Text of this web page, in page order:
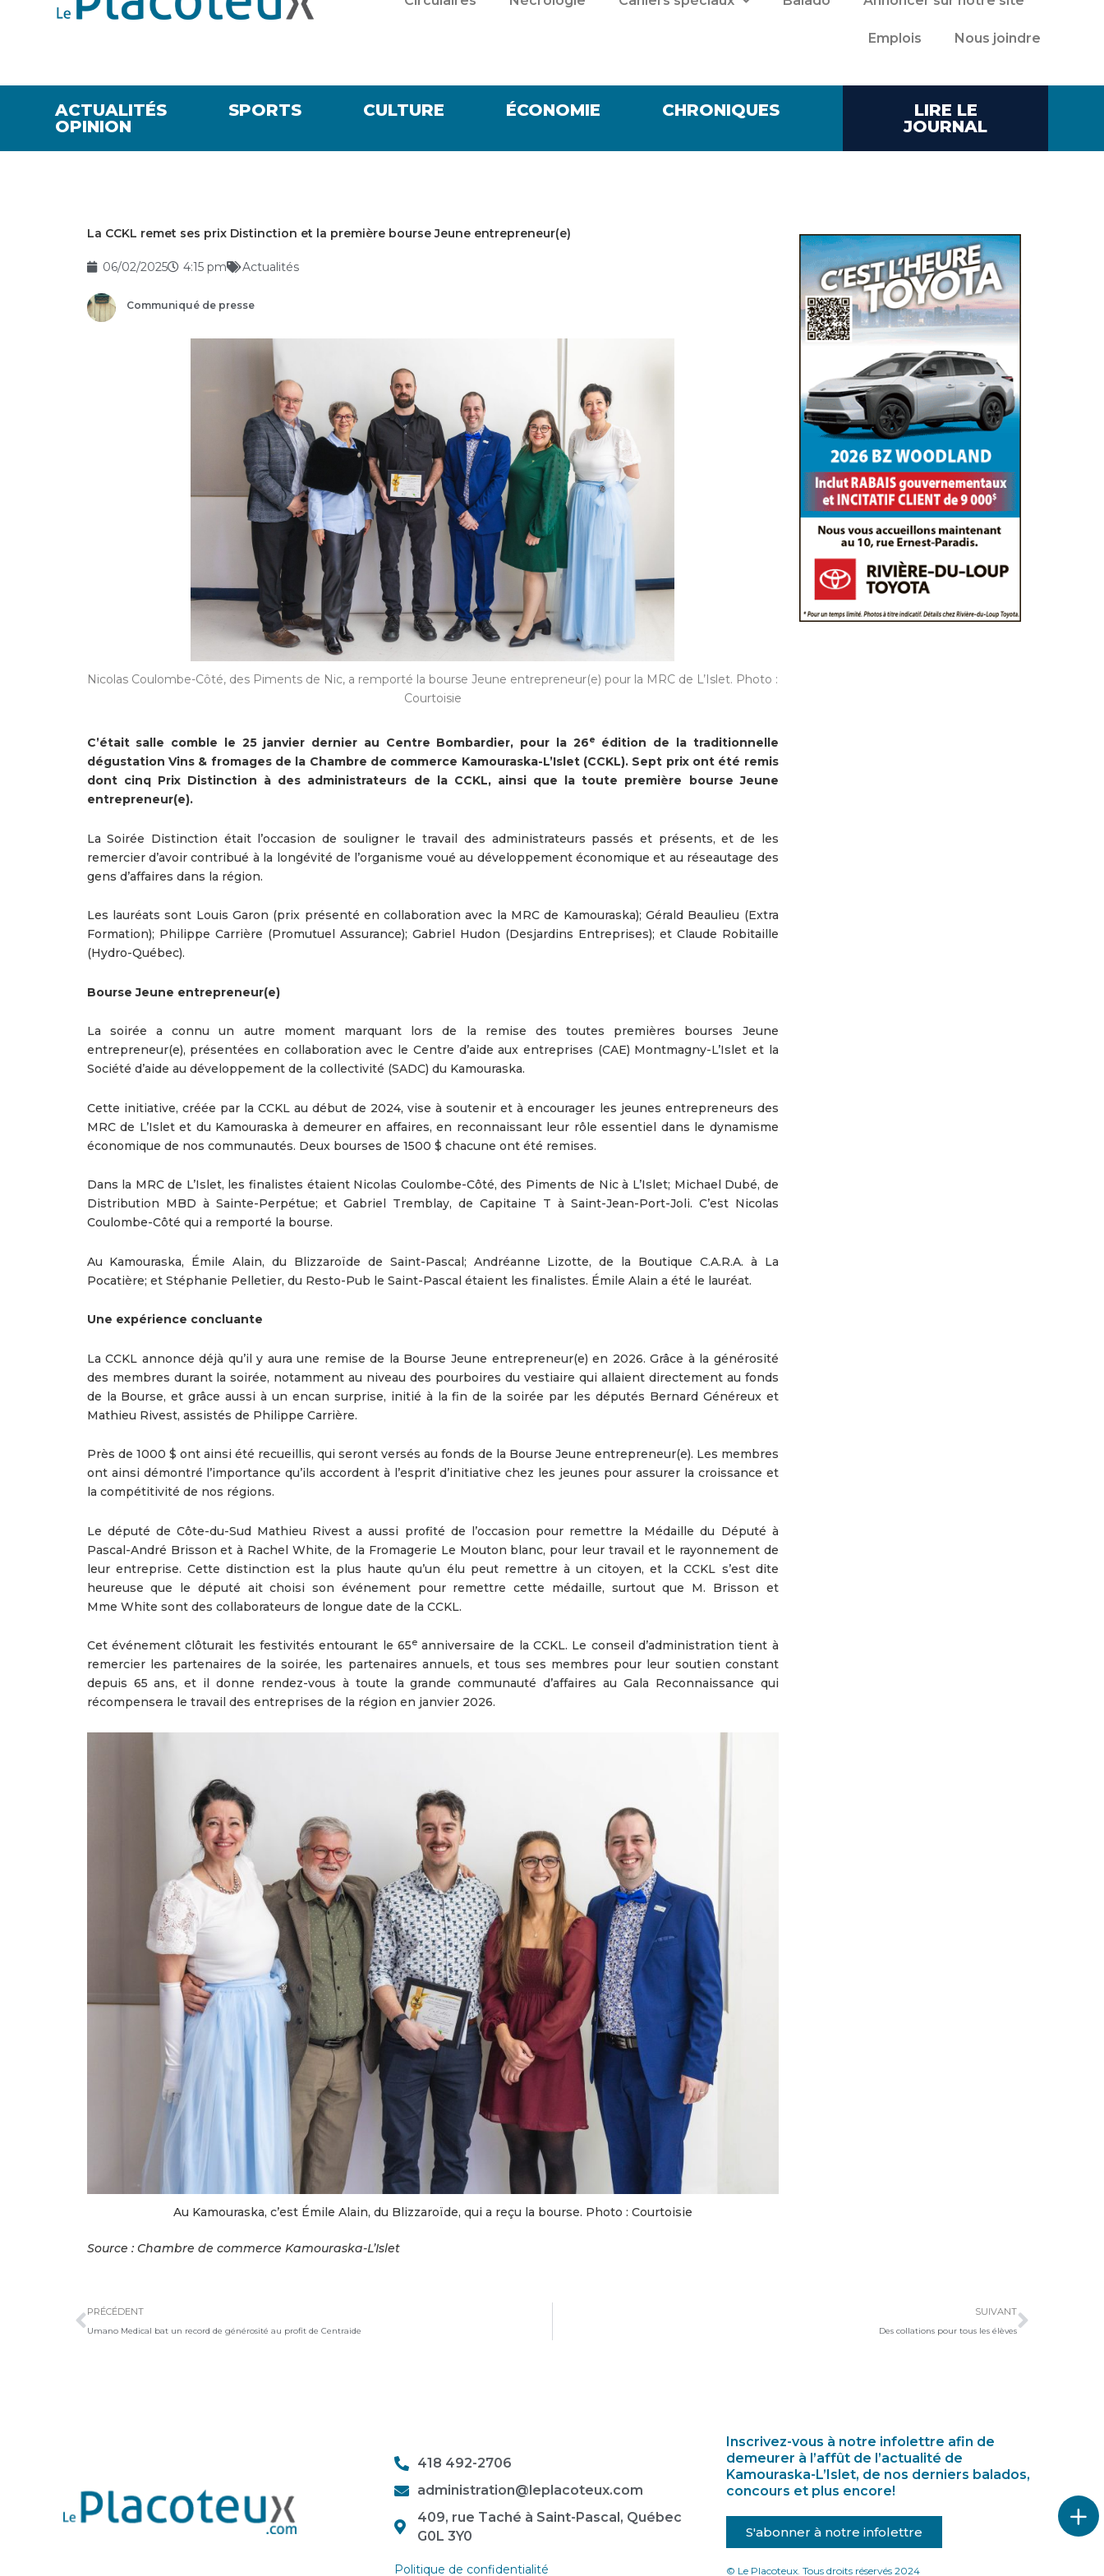
Emplois Nous joindre
ACTUALITÉS SPORTS CULTURE ÉCONOMIE
CHRONIQUES
OPINION
LIRE LE
JOURNAL
La CCKL remet ses prix Distinction et la première bourse Jeune entrepreneur(e)
06/02/2025 4:15 pm Actualités
Communiqué de presse
Nicolas Coulombe-Côté, des Piments de Nic, a remporté la bourse Jeune entrepreneur(e) pour la MRC de L’Islet. Photo :
Courtoisie
C’était salle comble le 25 janvier dernier au Centre Bombardier, pour la 26e
édition de la traditionnelle
dégustation Vins & fromages de la Chambre de commerce Kamouraska-L’Islet (CCKL). Sept prix ont été remis
dont cinq Prix Distinction à des administrateurs de la CCKL, ainsi que la toute première bourse Jeune
entrepreneur(e).
La Soirée Distinction était l’occasion de souligner le travail des administrateurs passés et présents, et de les
remercier d’avoir contribué à la longévité de l’organisme voué au développement économique et au réseautage des
gens d’affaires dans la région.
Les lauréats sont Louis Garon (prix présenté en collaboration avec la MRC de Kamouraska); Gérald Beaulieu (Extra
Formation); Philippe Carrière (Promutuel Assurance); Gabriel Hudon (Desjardins Entreprises); et Claude Robitaille
(Hydro-Québec).
Bourse Jeune entrepreneur(e)
La soirée a connu un autre moment marquant lors de la remise des toutes premières bourses Jeune
entrepreneur(e), présentées en collaboration avec le Centre d’aide aux entreprises (CAE) Montmagny-L’Islet et la
Société d’aide au développement de la collectivité (SADC) du Kamouraska.
Cette initiative, créée par la CCKL au début de 2024, vise à soutenir et à encourager les jeunes entrepreneurs des
MRC de L’Islet et du Kamouraska à demeurer en affaires, en reconnaissant leur rôle essentiel dans le dynamisme
économique de nos communautés. Deux bourses de 1500 $ chacune ont été remises.
Dans la MRC de L’Islet, les finalistes étaient Nicolas Coulombe-Côté, des Piments de Nic à L’Islet; Michael Dubé, de
Distribution MBD à Sainte-Perpétue; et Gabriel Tremblay, de Capitaine T à Saint-Jean-Port-Joli. C’est Nicolas
Coulombe-Côté qui a remporté la bourse.
Au Kamouraska, Émile Alain, du Blizzaroïde de Saint-Pascal; Andréanne Lizotte, de la Boutique C.A.R.A. à La
Pocatière; et Stéphanie Pelletier, du Resto-Pub le Saint-Pascal étaient les finalistes. Émile Alain a été le lauréat.
Une expérience concluante
La CCKL annonce déjà qu’il y aura une remise de la Bourse Jeune entrepreneur(e) en 2026. Grâce à la générosité
des membres durant la soirée, notamment au niveau des pourboires du vestiaire qui allaient directement au fonds
de la Bourse, et grâce aussi à un encan surprise, initié à la fin de la soirée par les députés Bernard Généreux et
Mathieu Rivest, assistés de Philippe Carrière.
Près de 1000 $ ont ainsi été recueillis, qui seront versés au fonds de la Bourse Jeune entrepreneur(e). Les membres
ont ainsi démontré l’importance qu’ils accordent à l’esprit d’initiative chez les jeunes pour assurer la croissance et
la compétitivité de nos régions.
Le député de Côte-du-Sud Mathieu Rivest a aussi profité de l’occasion pour remettre la Médaille du Député à
Pascal-André Brisson et à Rachel White, de la Fromagerie Le Mouton blanc, pour leur travail et le rayonnement de
leur entreprise. Cette distinction est la plus haute qu’un élu peut remettre à un citoyen, et la CCKL s’est dite
heureuse que le député ait choisi son événement pour remettre cette médaille, surtout que M. Brisson et
Mme White sont des collaborateurs de longue date de la CCKL.
Cet événement clôturait les festivités entourant le 65eanniversaire de la CCKL. Le conseil d’administration tient à
remercier les partenaires de la soirée, les partenaires annuels, et tous ses membres pour leur soutien constant
depuis 65 ans, et il donne rendez-vous à toute la grande communauté d’affaires au Gala Reconnaissance qui
récompensera le travail des entreprises de la région en janvier 2026.
Au Kamouraska, c’est Émile Alain, du Blizzaroïde, qui a reçu la bourse. Photo : Courtoisie
Source : Chambre de commerce Kamouraska-L’Islet
PRÉCÉDENT
Umano Medical bat un record de générosité au profit de Centraide
SUIVANT
Des collations pour tous les élèves
418 492-2706
administration@leplacoteux.com
409, rue Taché à Saint-Pascal, Québec
G0L 3Y0
Politique de confidentialité
Inscrivez-vous à notre infolettre afin de
demeurer à l’affût de l’actualité de
Kamouraska-L’Islet, de nos derniers balados,
concours et plus encore!
S'abonner à notre infolettre
© Le Placoteux. Tous droits réservés 2024